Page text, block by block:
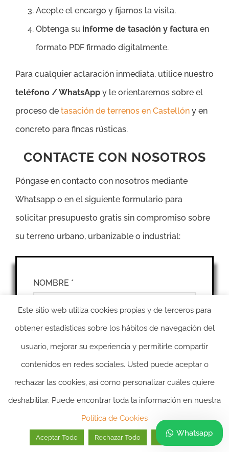
Acepte el encargo y fijamos la visita.
Obtenga su informe de tasación y factura en
formato PDF firmado digitalmente.
Para cualquier aclaración inmediata, utilice nuestro
teléfono / WhatsApp y le orientaremos sobre el
proceso de tasación de terrenos en Castellón y en
concreto para fincas rústicas.
CONTACTE CON NOSOTROS
Póngase en contacto con nosotros mediante
Whatsapp o en el siguiente formulario para
solicitar presupuesto gratis sin compromiso sobre
su terreno urbano, urbanizable o industrial:
NOMBRE *
APELLIDOS *
DIRECCION EMAIL *
Este sitio web utiliza cookies propias y de terceros para
obtener estadísticas sobre los hábitos de navegación del
usuario, mejorar su experiencia y permitirle compartir
contenidos en redes sociales. Usted puede aceptar o
rechazar las cookies, así como personalizar cuáles quiere
deshabilitar. Puede encontrar toda la información en nuestra
Política de Cookies
Aceptar Todo Rechazar Todo Personalizar
Whatsapp